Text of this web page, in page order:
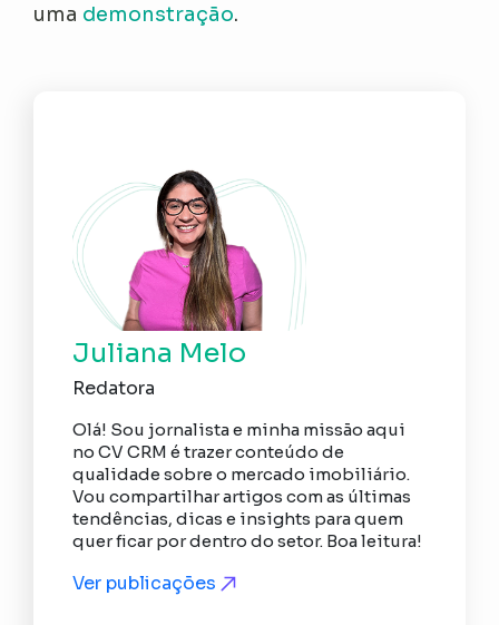
uma demonstração.
Juliana Melo
Redatora
Olá! Sou jornalista e minha missão aqui
no CV CRM é trazer conteúdo de
qualidade sobre o mercado imobiliário.
Vou compartilhar artigos com as últimas
tendências, dicas e insights para quem
quer ficar por dentro do setor. Boa leitura!
Ver publicações